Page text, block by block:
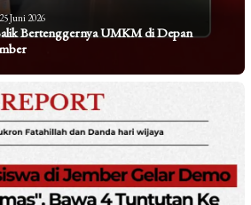
25 Juni 2026
Bertenggernya UMKM di Depan